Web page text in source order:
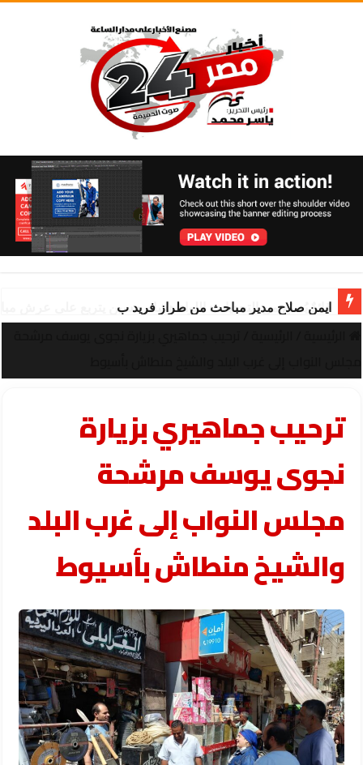
ايمن صلاح مدير مباحث من طراز فريد ب
ترحيب جماهيري بزيارة
نجوى يوسف مرشحة
مجلس النواب إلى غرب البلد
والشيخ منطاش بأسيوط